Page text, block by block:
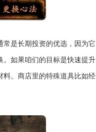
是长期投资的优选，因为它
。如果咱们的目标是快速提升
料。商店里的特殊道具比如经